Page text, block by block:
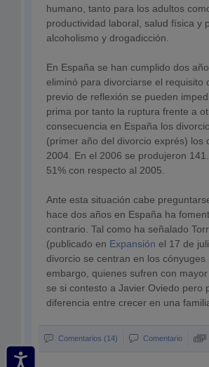
humano, tanto para los adultos
productividad laboral, salud física y
alcoholismo y drogadicción.
En España se han cumplido dos
eliminó para divorciarse el requisito
previo de reflexión se pueden
prima por tanto la ruptura frente a
consecuencia en España los
(primer año del divorcio exprés)
2004. En el 2006 se produjeron
51% con respecto al 2005.
Ante esta situación cabe
hace dos años en España ha
contrario. Tal como ha señalado
(publicado en Expansión el 17 de
divorcio se centran en los
embargo, quienes sufren con
se si contesto a Javier Oviedo pero
diferencia entre crecer en una
Comentarios (14) Comentario